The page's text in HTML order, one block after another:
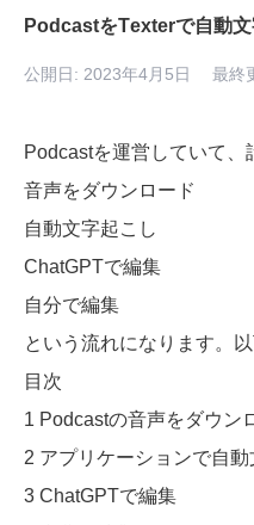
PodcastをTexterで自動
公開日: 2023年4月5日 最終
Podcastを運営していて、
音声をダウンロード
自動文字起こし
ChatGPTで編集
自分で編集
という流れになります。
目次
1 Podcastの音声をダウン
2 アプリケーションで自動
3 ChatGPTで編集